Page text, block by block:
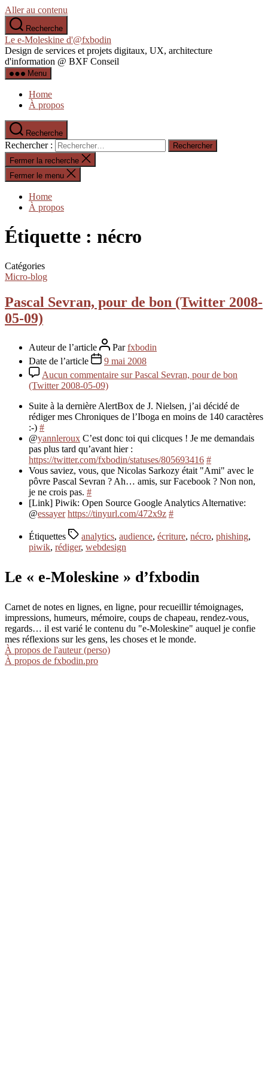
Aller au contenu
Recherche
Le e-Moleskine d'@fxbodin
Design de services et projets digitaux, UX, architecture
d'information @ BXF Conseil
Menu
Home
À propos
Recherche
Rechercher :
Fermer la recherche
Fermer le menu
Home
À propos
Étiquette : nécro
Catégories
Micro-blog
Pascal Sevran, pour de bon (Twitter 2008-
05-09)
Auteur de l’article Parfxbodin
Date de l’article
9 mai 2008
Aucun commentaire sur Pascal Sevran, pour de bon
(Twitter 2008-05-09)
Suite à la dernière AlertBox de J. Nielsen, j’ai décidé de
rédiger mes Chroniques de l’Iboga en moins de 140 caractères
:-) #
@yannleroux C’est donc toi qui clicques ! Je me demandais
pas plus tard qu’avant hier :
https://twitter.com/fxbodin/statuses/805693416 #
Vous saviez, vous, que Nicolas Sarkozy était "Ami" avec le
pôvre Pascal Sevran ? Ah… amis, sur Facebook ? Non non,
je ne crois pas. #
[Link] Piwik: Open Source Google Analytics Alternative:
@essayer https://tinyurl.com/472x9z #
Étiquettes analytics, audience, écriture, nécro, phishing,
piwik, rédiger, webdesign
Le « e-Moleskine » d’fxbodin
Carnet de notes en lignes, en ligne, pour recueillir témoignages,
impressions, humeurs, mémoire, coups de chapeau, rendez-vous,
regards… il est varié le contenu du "e-Moleskine" auquel je confie
mes réflexions sur les gens, les choses et le monde.
À propos de l'auteur (perso)
À propos de fxbodin.pro